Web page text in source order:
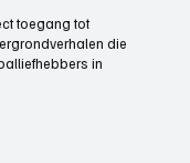
toegang tot
die
in